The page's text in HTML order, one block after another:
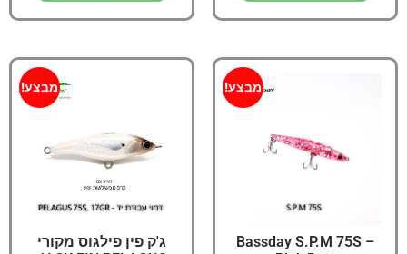
מבצע!
Bassday S.P.M 75S –
מבצע!
ג'ק פין פילגוס מקורי